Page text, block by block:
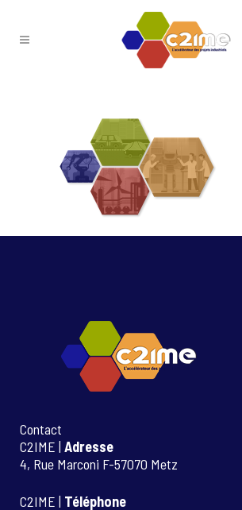
Contact
C2IME | Adresse
4, Rue Marconi F-57070 Metz
C2IME | Téléphone